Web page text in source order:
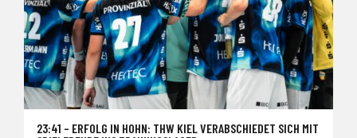
23:41 – ERFOLG IN HOHN: THW KIEL VERABSCHIEDET SICH MIT